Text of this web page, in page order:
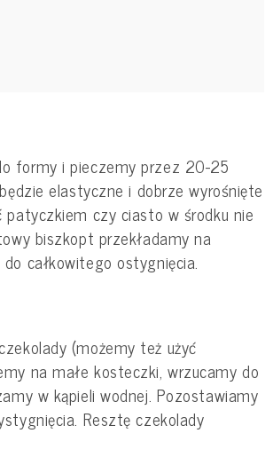
formy i pieczemy przez 20-25
elastyczne i dobrze wyrośnięte
czy ciasto w środku nie
biszkopt przekładamy na
całkowitego ostygnięcia.
(możemy też użyć
na małe kosteczki, wrzucamy do
w kąpieli wodnej. Pozostawiamy
Resztę czekolady